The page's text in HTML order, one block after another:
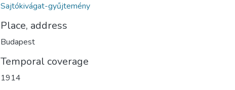
Sajtókivágat-gyűjtemény
Place, address
Budapest
Temporal coverage
1914